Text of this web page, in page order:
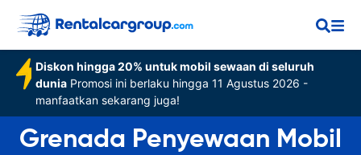
Diskon hingga 20% untuk mobil sewaan di seluruh
dunia Promosi ini berlaku hingga 11 Agustus 2026 -
manfaatkan sekarang juga!
Grenada Penyewaan Mobil